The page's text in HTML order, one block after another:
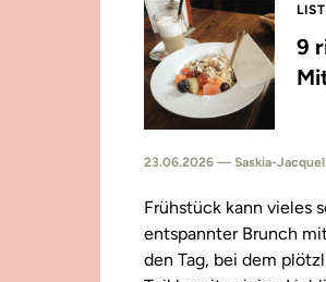
9
23.06.2026 — Saskia-
Frühstück kann vieles
entspannter Brunch
den Tag, bei dem